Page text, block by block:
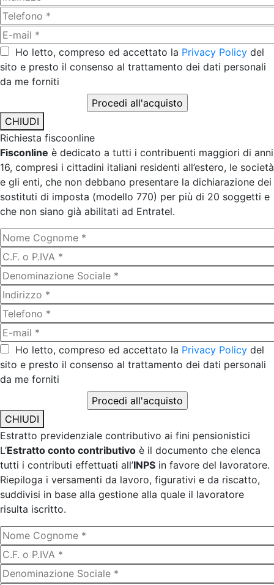
Ho letto, compreso ed accettato la Privacy Policy del
sito e presto il consenso al trattamento dei dati personali
da me forniti
CHIUDI
Richiesta fiscoonline
Fisconline è dedicato a tutti i contribuenti maggiori di anni
16, compresi i cittadini italiani residenti all’estero, le società
e gli enti, che non debbano presentare la dichiarazione dei
sostituti di imposta (modello 770) per più di 20 soggetti e
che non siano già abilitati ad Entratel.
Ho letto, compreso ed accettato la Privacy Policy del
sito e presto il consenso al trattamento dei dati personali
da me forniti
CHIUDI
Estratto previdenziale contributivo ai fini pensionistici
L’Estratto conto contributivo è il documento che elenca
tutti i contributi effettuati all’INPS in favore del lavoratore.
Riepiloga i versamenti da lavoro, figurativi e da riscatto,
suddivisi in base alla gestione alla quale il lavoratore
risulta iscritto.